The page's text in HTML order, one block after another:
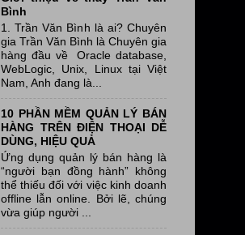
Bình
1. Trần Văn Bình là ai? Chuyên
gia Trần Văn Bình là Chuyên gia
hàng đầu về Oracle database,
WebLogic, Unix, Linux tại Việt
Nam, Anh đang là...
10 PHẦN MỀM QUẢN LÝ BÁN
HÀNG TRÊN ĐIỆN THOẠI DỄ
DÙNG, HIỆU QUẢ
Ứng dụng quản lý bán hàng là
“người bạn đồng hành” không
thể thiếu đối với việc kinh doanh
offline lẫn online. Bởi lẽ, chúng
vừa giúp người ...